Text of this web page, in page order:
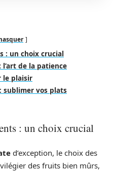
: un choix crucial
de la patience
le plaisir
sublimer vos plats
: un choix crucial
d’exception, le choix des
des fruits bien mûrs,